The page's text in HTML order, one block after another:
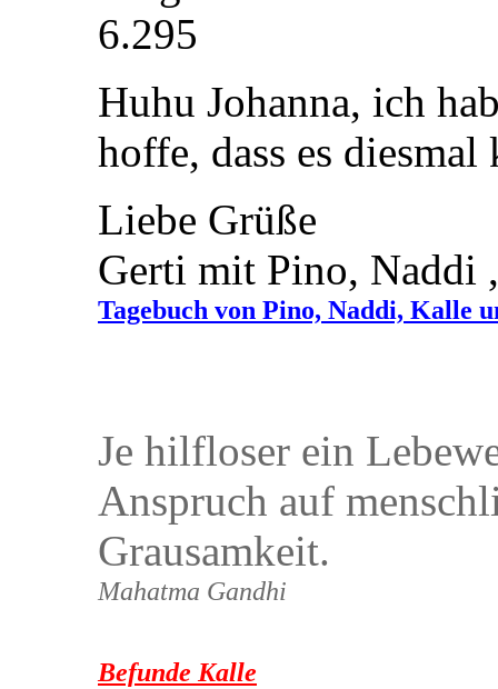
6.295
Huhu Johanna, ich
hoffe, dass es
Liebe Grüße
Gerti mit Pino, Naddi
Tagebuch von Pino, Naddi, Kalle
Je hilfloser ein
Anspruch auf
Grausamkeit.
Mahatma Gandhi
Befunde Kalle